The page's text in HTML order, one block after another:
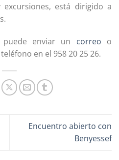
está dirigido a
puede enviar un correo o
en el 958 20 25 26.
Encuentro abierto con
Benyessef